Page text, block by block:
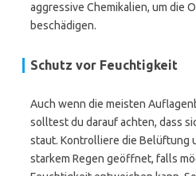
aggressive Chemikalien, um die
beschädigen.
Schutz vor Feuchtigkeit
Auch wenn die meisten
solltest du darauf achten, dass
staut. Kontrolliere die Belüftung
starkem Regen geöffnet, falls